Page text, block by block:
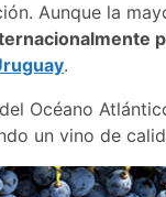
Aunque la
.
Océano
un vino de